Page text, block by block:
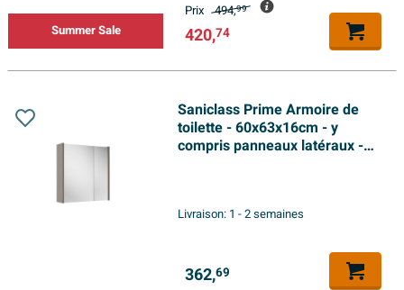
Summer Sale
Prix 494,99
420,74
Saniclass Prime Armoire de
toilette - 60x63x16cm - y
compris panneaux latéraux -
Livraison: 1 - 2 semaines
362,69